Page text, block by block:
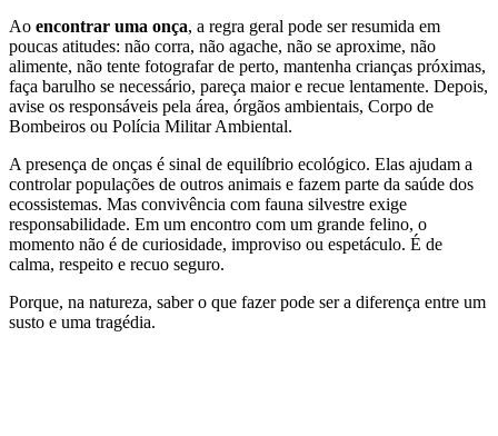
Ao encontrar uma onça, a regra geral pode ser resumida em
poucas atitudes: não corra, não agache, não se aproxime, não
alimente, não tente fotografar de perto, mantenha crianças próximas,
faça barulho se necessário, pareça maior e recue lentamente. Depois,
avise os responsáveis pela área, órgãos ambientais, Corpo de
Bombeiros ou Polícia Militar Ambiental.
A presença de onças é sinal de equilíbrio ecológico. Elas ajudam a
controlar populações de outros animais e fazem parte da saúde dos
ecossistemas. Mas convivência com fauna silvestre exige
responsabilidade. Em um encontro com um grande felino, o
momento não é de curiosidade, improviso ou espetáculo. É de
calma, respeito e recuo seguro.
Porque, na natureza, saber o que fazer pode ser a diferença entre um
susto e uma tragédia.